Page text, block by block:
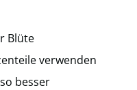
Blüte
verwenden
besser